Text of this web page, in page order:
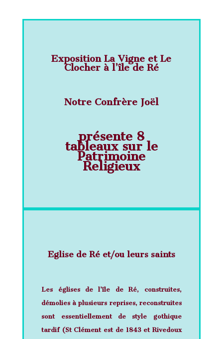
Exposition La Vigne et Le
Clocher à l’île de Ré
Notre Confrère Joël
présente 8
tableaux sur le
Patrimoine
Religieux
Eglise de Ré et/ou leurs saints
Les églises de l’île de Ré, construites,
démolies à plusieurs reprises, reconstruites
sont essentiellement de style gothique
tardif (St Clément est de 1843 et Rivedoux